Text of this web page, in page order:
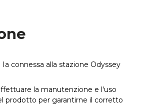
connessa alla stazione Odyssey
la manutenzione e l'uso
prodotto per garantirne il corretto